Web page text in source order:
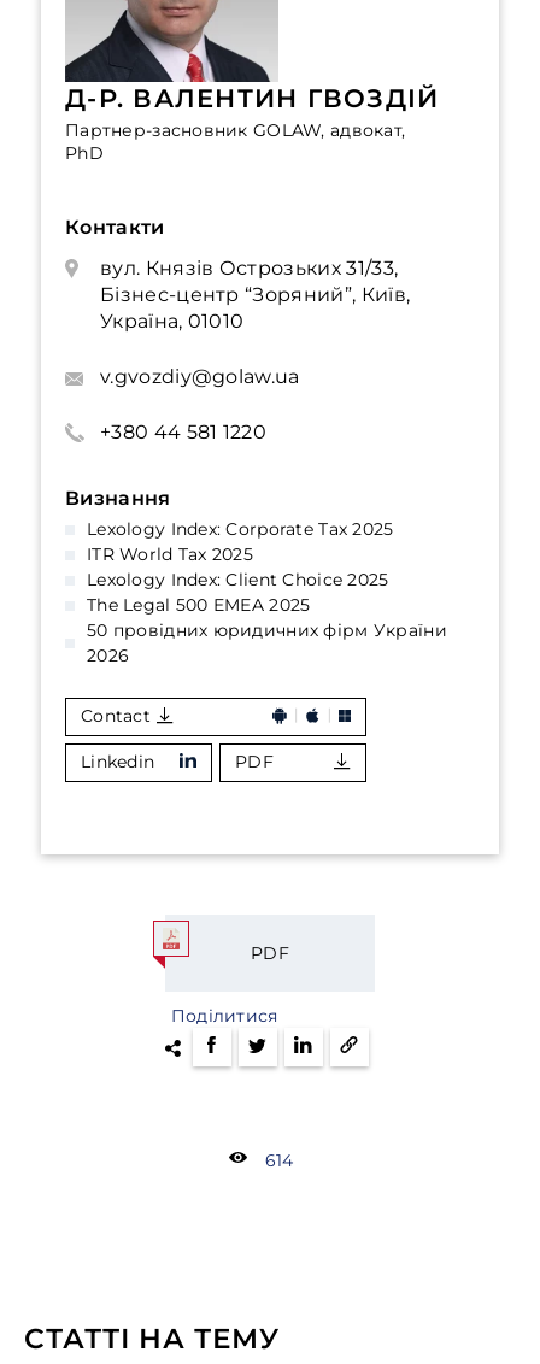
Д-Р. ВАЛЕНТИН ГВОЗДІЙ
Партнер-засновник GOLAW, адвокат,
PhD
Контакти
вул. Князів Острозьких 31/33,
Бізнес-центр “Зоряний”, Київ,
Україна, 01010
v.gvozdiy@golaw.ua
+380 44 581 1220
Визнання
Lexology Index: Corporate Tax 2025
ITR World Tax 2025
Lexology Index: Client Choice 2025
The Legal 500 EMEA 2025
50 провідних юридичних фірм України
2026
Contact
Linkedin PDF
PDF
Поділитися
614
СТАТТІ НА ТЕМУ